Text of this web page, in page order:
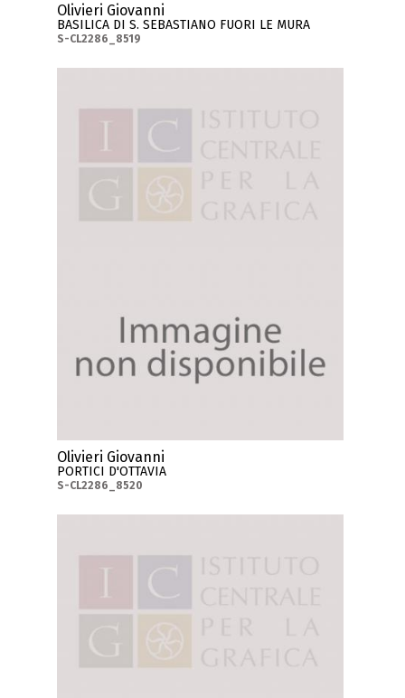
Olivieri Giovanni
BASILICA DI S. SEBASTIANO FUORI LE MURA
S-CL2286_8519
Olivieri Giovanni
PORTICI D'OTTAVIA
S-CL2286_8520